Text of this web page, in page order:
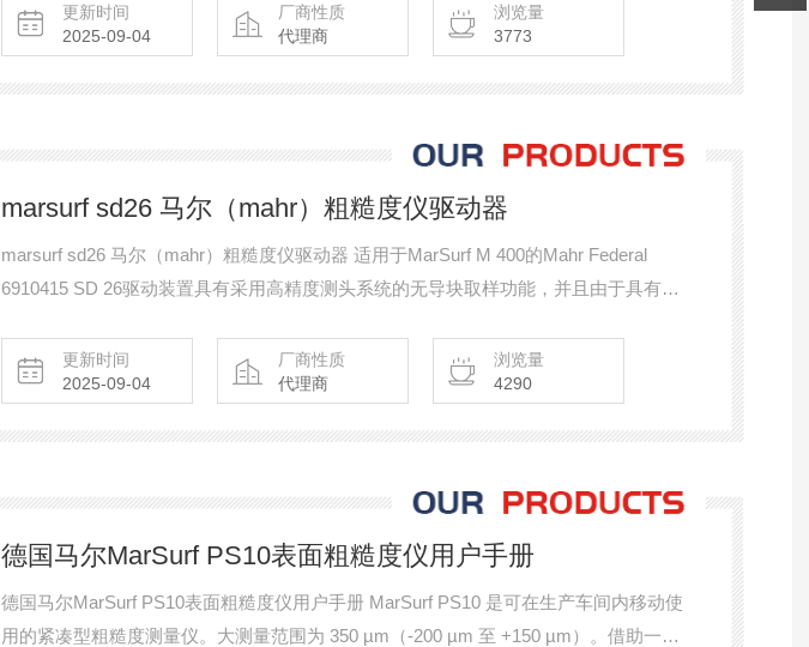
更新时间
2025-09-04
厂商性质
代理商
浏览量
3773
marsurf sd26 马尔（mahr）粗糙度仪驱动器
marsurf sd26 马尔（mahr）粗糙度仪驱动器 适用于MarSurf M 400的Mahr Federal
6910415 SD 26驱动装置具有采用高精度测头系统的无导块取样功能，并且由于具有磁
高度调节功能，操作灵活。
更新时间
2025-09-04
厂商性质
代理商
浏览量
4290
德国马尔MarSurf PS10表面粗糙度仪用户手册
德国马尔MarSurf PS10表面粗糙度仪用户手册 MarSurf PS10 是可在生产车间内移动使
用的紧凑型粗糙度测量仪。大测量范围为 350 µm（-200 µm 至 +150 µm）。借助一体